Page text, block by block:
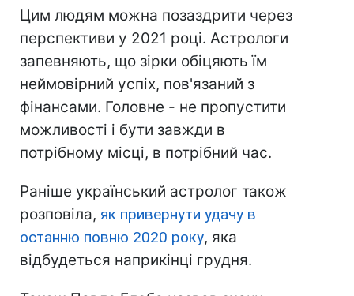
Цим людям можна позаздрити через
перспективи у 2021 році. Астрологи
запевняють, що зірки обіцяють їм
неймовірний успіх, пов'язаний з
фінансами. Головне - не пропустити
можливості і бути завжди в
потрібному місці, в потрібний час.
Раніше український астролог також
розповіла, як привернути удачу в
останню повню 2020 року, яка
відбудеться наприкінці грудня.